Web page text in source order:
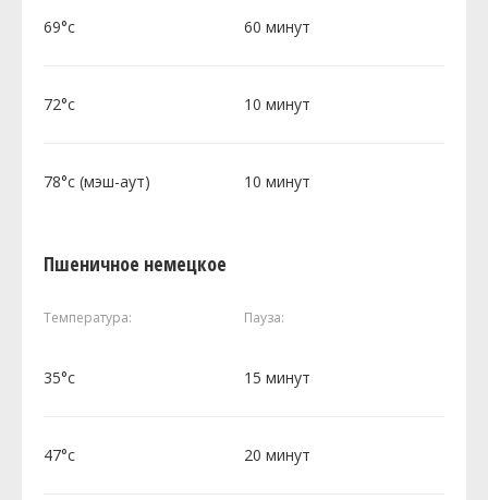
69°c 60 минут
72°c 10 минут
78°c (мэш-аут) 10 минут
Пшеничное немецкое
Температура: Пауза:
35°c 15 минут
47°c 20 минут